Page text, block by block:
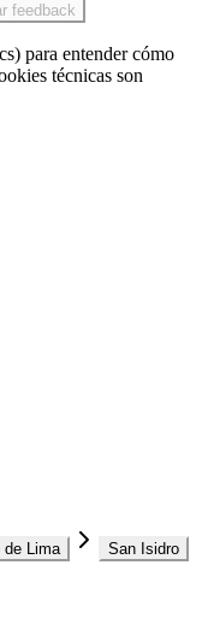
feedback
para entender cómo
técnicas son
de Lima San Isidro